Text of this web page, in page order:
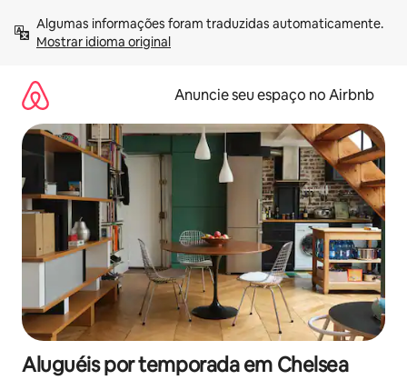
para
Mostrar idioma original
Anuncie seu espaço no Airbnb
Aluguéis por temporada em Chelsea